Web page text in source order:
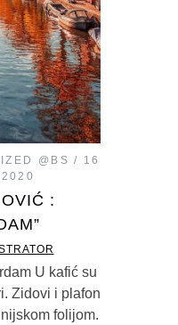
@BS
16
:
U kafić su
Zidovi i plafon
folijom.